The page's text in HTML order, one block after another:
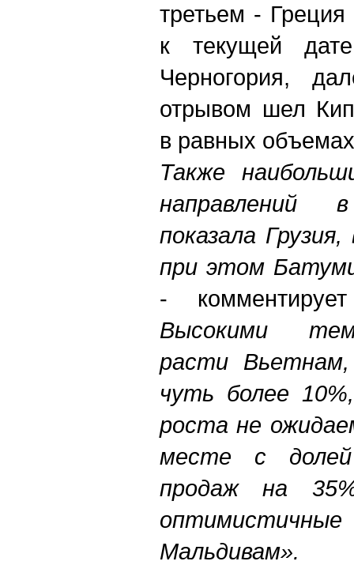
третьем -
к текущей
Черногория,
отрывом шел
в равных
Также
направлений
показала
при этом
-
Высокими
расти
чуть более
роста не
месте с
продаж на
Мальдивам».